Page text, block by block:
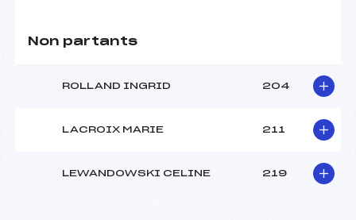
Non partants
ROLLAND INGRID 204
LACROIX MARIE 211
LEWANDOWSKI CELINE 219